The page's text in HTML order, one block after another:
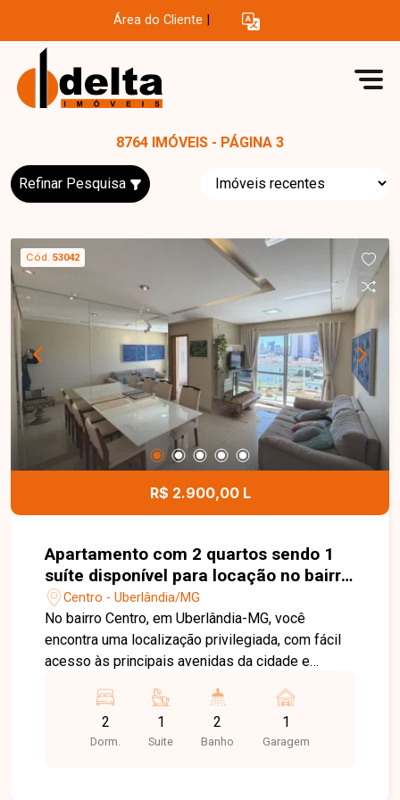
Área do Cliente
8764 IMÓVEIS - PÁGINA 3
Refinar Pesquisa
Cód. 53042
R$ 2.900,00 L
Apartamento com 2 quartos sendo 1
suíte disponível para locação no bairro
Centro em Uberlândia-MG
Centro - Uberlândia/MG
No bairro Centro, em Uberlândia-MG, você
encontra uma localização privilegiada, com fácil
acesso às principais avenidas da cidade e
restaurantes, escolas e uma ampla variedade de
comércios e serviços, oferecendo praticidade e
qualidade de vida. Apartamento mobiliado
2
Dorm.
1
Suite
2
Banho
1
Garagem